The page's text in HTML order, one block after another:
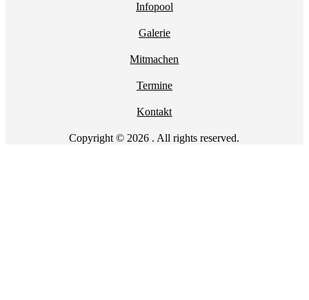
Infopool
Galerie
Mitmachen
Termine
Kontakt
Copyright © 2026 . All rights reserved.